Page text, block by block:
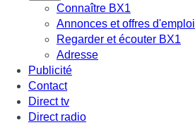
Connaître BX1
Annonces et offres d'emploi
Regarder et écouter BX1
Adresse
Publicité
Contact
Direct tv
Direct radio